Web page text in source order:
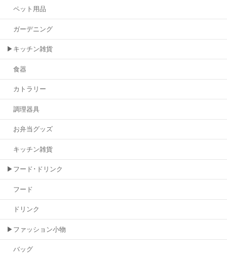
ペット用品
ガーデニング
▶キッチン雑貨
食器
カトラリー
調理器具
お弁当グッズ
キッチン雑貨
▶フード･ドリンク
フード
ドリンク
▶ファッション小物
バッグ